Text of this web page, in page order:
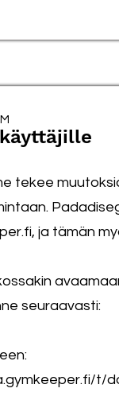
tekee
ja tämän
seuraavasti:
t/